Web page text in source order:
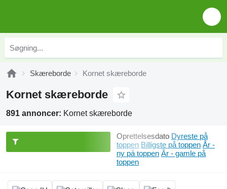
Skæreborde Kornet skæreborde
Kornet skæreborde
891 annoncer: Kornet skæreborde
Oprettelsesdato Dyreste på
toppen Billigste på toppen År -
ny på toppen År - gamle på
toppen